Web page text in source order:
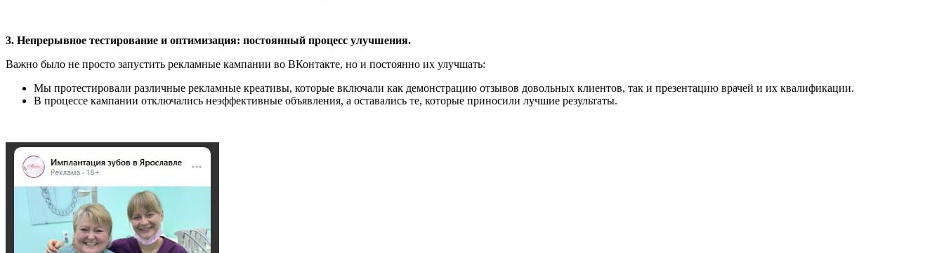
3. Непрерывное тестирование и оптимизация: постоянный процесс улучшения.
Важно было не просто запустить рекламные кампании во ВКонтакте, но и постоянно их улучшать:
Мы протестировали различные рекламные креативы, которые включали как демонстрацию отзывов довольных клиентов, так и презентацию врачей и их квалификации.
В процессе кампании отключались неэффективные объявления, а оставались те, которые приносили лучшие результаты.